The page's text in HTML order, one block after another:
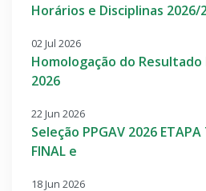
Horários e Disciplinas 2026/
02 Jul 2026
Homologação do Resultado
2026
22 Jun 2026
Seleção PPGAV 2026
FINAL e
18 Jun 2026